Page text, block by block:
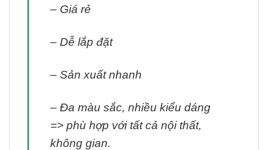
– Giá rẻ
– Dễ lắp đặt
– Sản xuất nhanh
– Đa màu sắc, nhiều kiểu dáng
=> phù hợp với tất cả nội thất,
không gian.